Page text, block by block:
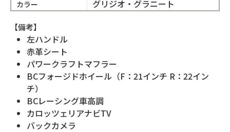
カラー グリジオ・グラニート
【備考】
左ハンドル
赤革シート
パワークラフトマフラー
BCフォージドホイール（F：21インチ R：22イン
チ）
BCレーシング車高調
カロッツェリアナビTV
バックカメラ